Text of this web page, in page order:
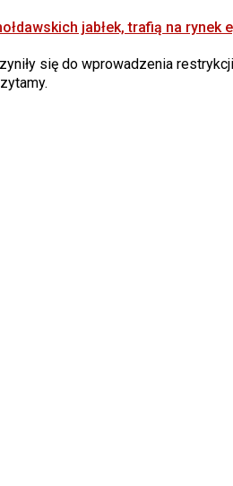
jabłek, trafią na rynek
się do wprowadzenia